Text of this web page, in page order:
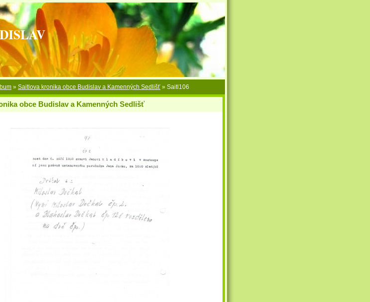
» Saitlova kronika obce Budislav a Kamenných Sedlišť » Saitl106
obce Budislav a Kamenných Sedlišť